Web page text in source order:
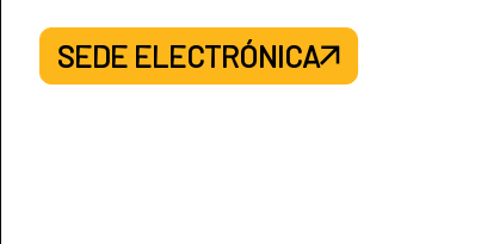
SEDE ELECTRÓNICA